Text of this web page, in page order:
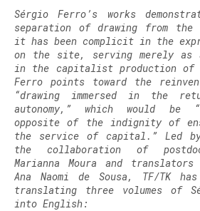
Sérgio Ferro’s works
separation of drawing from
it has been complicit in the
on the site, serving merely as
in the capitalist production of
Ferro points toward the
“drawing immersed in the
autonomy,” which would be
opposite of the indignity of
the service of capital.” Led
the collaboration of
Marianna Moura and translators
Ana Naomi de Sousa, TF/TK
translating three volumes of
into English: